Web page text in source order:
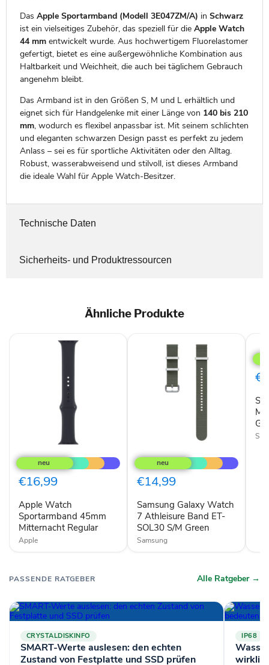
Das Apple Sportarmband (Modell 3E047ZM/A) in Schwarz
ist ein vielseitiges Zubehör, das speziell für die Apple Watch
44 mmentwickelt wurde. Aus hochwertigem Fluorelastomer
gefertigt, bietet es eine außergewöhnliche Kombination aus
Haltbarkeit und Weichheit, die auch bei täglichem Gebrauch
angenehm bleibt.
Das Armband ist in den Größen S, M und L erhältlich und
eignet sich für Handgelenke mit einer Länge von 140 bis 210
mm, wodurch es flexibel anpassbar ist. Mit seinem schlichten
und eleganten schwarzen Design passt es perfekt zu jedem
Anlass – sei es für sportliche Aktivitäten oder den Alltag.
Robust, wasserabweisend und stilvoll, ist dieses Armband
die ideale Wahl für Apple Watch-Besitzer.
Technische Daten
Sicherheits- und Produktressourcen
Ähnliche Produkte
Watch
Sportarmband
45mm
Mitternacht
€16,99
Apple Watch
Sportarmband 45mm
Mitternacht Regular
Apple
Galaxy
Watch
7
Athleisure
ET-
SOL30
S/M
Green
€14,99
Samsung Galaxy Watch
7 Athleisure Band ET-
SOL30 S/M Green
Samsung
M/L
für
M/
PASSENDE RATGEBER Alle Ratgeber →
CRYSTALDISKINFO
SMART-Werte auslesen: den echten
Zustand von Festplatte und SSD prüfen
IP68